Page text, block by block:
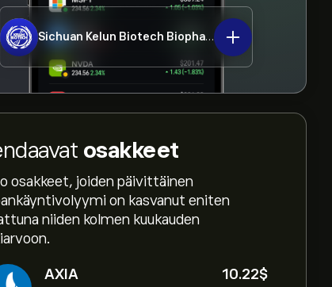
Sichuan Kelun Biotech Biopharmaceutical Co Ltd
osakkeet
osakkeet, joiden päivittäinen
on kasvanut eniten
niiden kolmen kuukauden
AXIA
10.22‎$‎